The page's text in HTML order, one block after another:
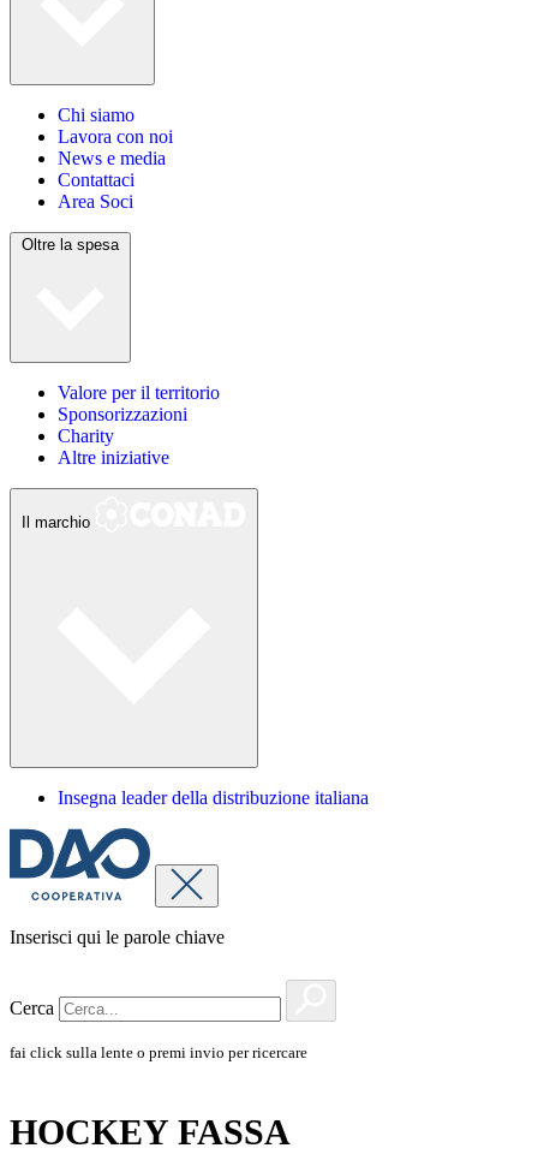
Chi siamo
Lavora con noi
News e media
Contattaci
Area Soci
Oltre la spesa
Valore per il territorio
Sponsorizzazioni
Charity
Altre iniziative
Il marchio
Insegna leader della distribuzione italiana
Inserisci qui le parole chiave
Cerca
fai click sulla lente o premi invio per ricercare
HOCKEY FASSA